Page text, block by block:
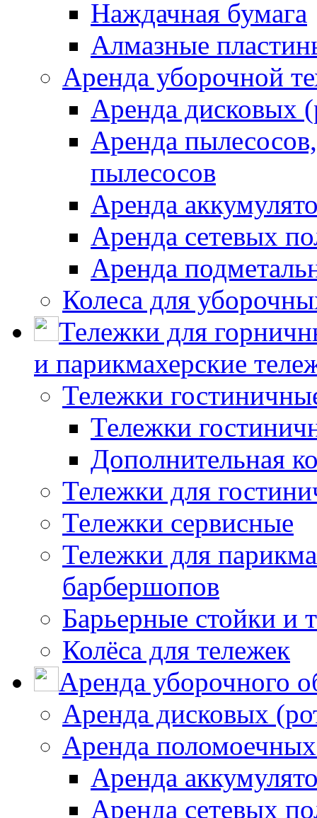
Наждачная бумага
Алмазные
Аренда уборочной
Аренда дисковых
Аренда
пылесосов
Аренда
Аренда сетевых
Аренда
Колеса для
Тележки для
и парикмахерские
Тележки
Тележки
Дополнительная
Тележки для
Тележки сервисные
Тележки для
барбершопов
Барьерные стойки и
Колёса для тележек
Аренда уборочного
Аренда дисковых
Аренда
Аренда
Аренда сетевых